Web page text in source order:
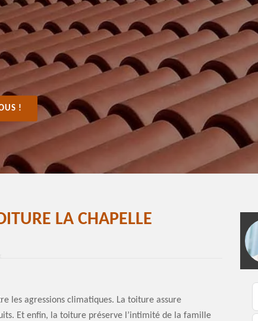
!
LA CHAPELLE
les agressions climatiques. La toiture assure
Et enfin, la toiture préserve l’intimité de la famille